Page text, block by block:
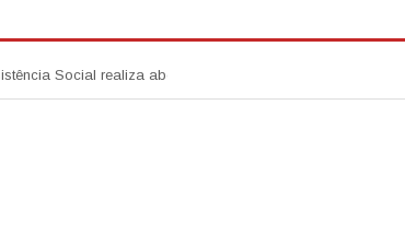
da Campanha Agosto Lilás em Campo Belo do Sul